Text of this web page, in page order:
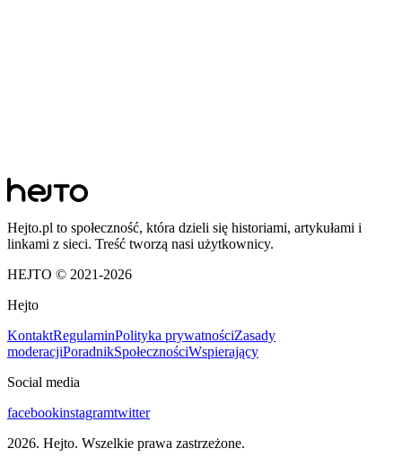
Hejto.pl to społeczność, która dzieli się historiami, artykułami i
linkami z sieci. Treść tworzą nasi użytkownicy.
HEJTO © 2021-2026
Hejto
KontaktRegulaminPolityka prywatnościZasady
moderacjiPoradnikSpołecznościWspierający
Social media
facebookinstagramtwitter
2026. Hejto. Wszelkie prawa zastrzeżone.